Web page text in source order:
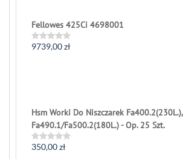
of
5Fellowes 425Ci 4698001
Rated
9739,00zł
Hsm Worki Do Niszczarek Fa400.2(230L.),
Fa490.1/Fa500.2(180L.) - Op. 25 Szt.
Rated
350,00zł